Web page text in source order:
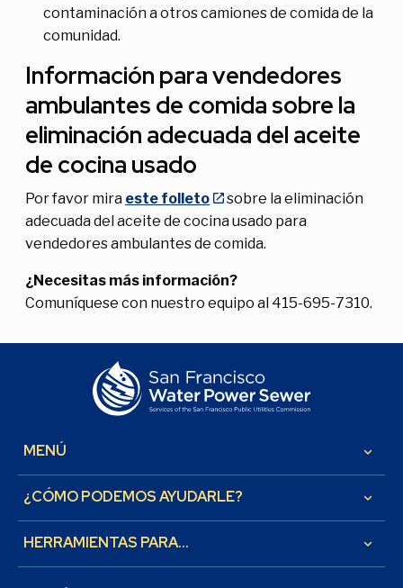
contaminación a otros camiones de comida de la
comunidad.
Información para vendedores
ambulantes de comida sobre la
eliminación adecuada del aceite
de cocina usado
Por favor mira este folleto
sobre la eliminación
adecuada del aceite de cocina usado para
vendedores ambulantes de comida.
¿Necesitas más información?
Comuníquese con nuestro equipo al 415-695-7310.
MENÚ keyboard_arrow_down
¿CÓMO PODEMOS AYUDARLE? keyboard_arrow_down
HERRAMIENTAS PARA... keyboard_arrow_down